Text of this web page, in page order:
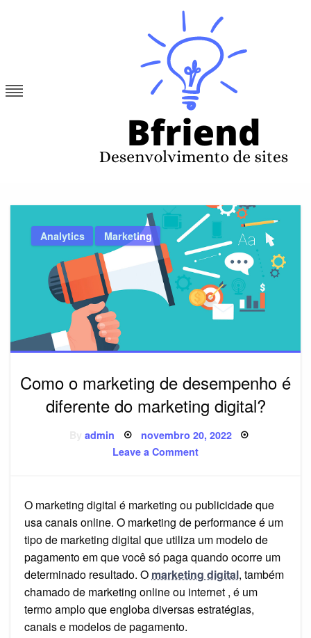
Analytics Marketing
Como o marketing de desempenho é
diferente do marketing digital?
Byadmin Posted
on
novembro 20, 2022
Leave a Commenton
Como
desempenho
é
diferente
do
marketing
digital?
O marketing digital é marketing ou publicidade que
usa canais online. O marketing de performance é um
tipo de marketing digital que utiliza um modelo de
pagamento em que você só paga quando ocorre um
determinado resultado. O marketing digital, também
chamado de marketing online ou internet , é um
termo amplo que engloba diversas estratégias,
canais e modelos de pagamento.